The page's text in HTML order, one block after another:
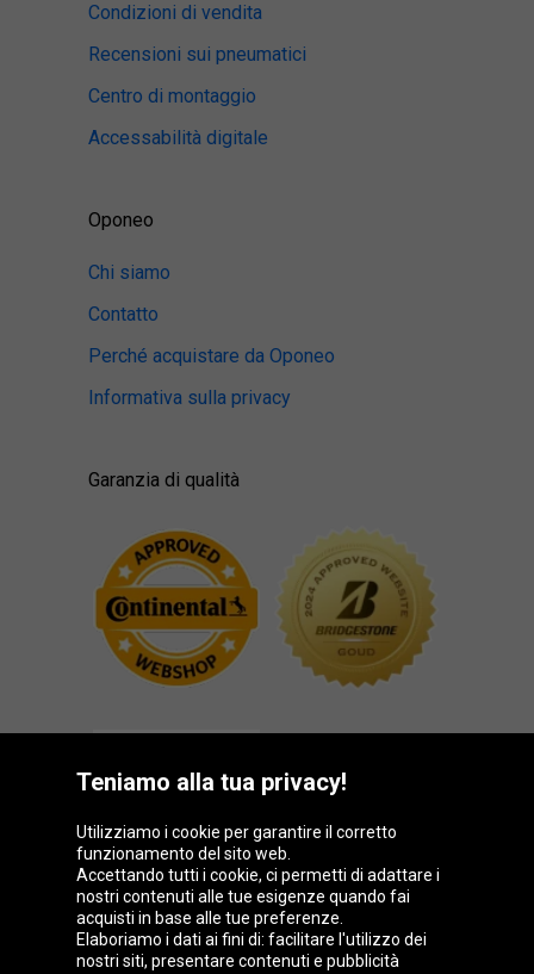
Condizioni di vendita
Recensioni sui pneumatici
Centro di montaggio
Accessabilità digitale
Oponeo
Chi siamo
Contatto
Perché acquistare da Oponeo
Informativa sulla privacy
Garanzia di qualità
Gruppo Oponeo
Teniamo alla tua privacy!
Utilizziamo i cookie per garantire il corretto
funzionamento del sito web.
Accettando tutti i cookie, ci permetti di adattare i
nostri contenuti alle tue esigenze quando fai
acquisti in base alle tue preferenze.
Elaboriamo i dati ai fini di: facilitare l'utilizzo dei
nostri siti, presentare contenuti e pubblicità